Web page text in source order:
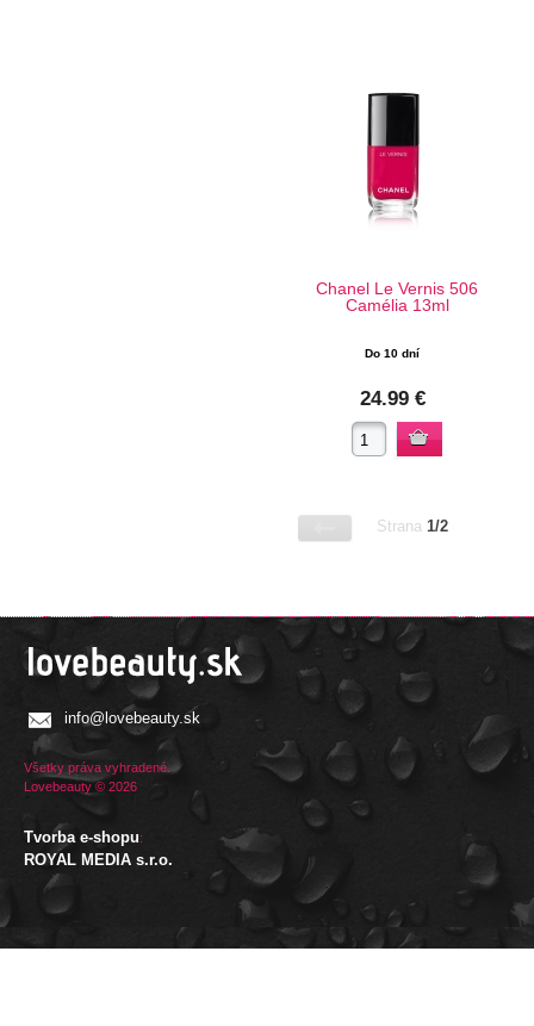
Chanel Le Vernis 506
Camélia 13ml
Do 10 dní
24.99 €
Strana 1/2
info@lovebeauty.sk
Všetky práva vyhradené.
Lovebeauty © 2026
Tvorba e-shopu:
ROYAL MEDIA s.r.o.